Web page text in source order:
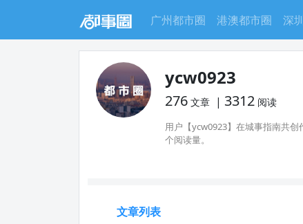
广州都市圈 港澳都市圈 深
ycw0923
276 文章 | 3312 阅读
用户【ycw0923】在城事指南共
个阅读量。
文章列表